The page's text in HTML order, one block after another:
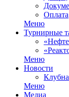
Оплата
Меню
Турнирные
Меню
Новости
Меню
Медиа